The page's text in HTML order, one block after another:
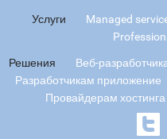
Услуги Managed
Решения Веб-
Разработчикам приложение
Провайдерам хостинга